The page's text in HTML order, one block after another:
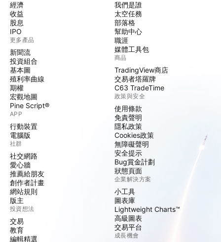
經濟
收益
股息
IPO
更多產品
新聞流
投資組合
基本圖
殖利率曲線
期權
宏觀地圖
Pine Script®
APP
行動裝置
電腦版
社群
社交網路
愛心牆
推薦給朋友
創作者計畫
網站規則
版主
投資想法
交易
教育
編輯精選
我們是誰
太空任務
部落格
幫助中心
職涯
媒體工具包
商品
TradingView商店
交易者塔羅牌
C63 TradeTime
政策與安全
使用條款
免責聲明
隱私政策
Cookies政策
無障礙聲明
安全提示
Bug賞金計劃
狀態頁面
企業解決方案
小工具
圖表庫
Lightweight Charts™
高級圖表
交易平台
成長機會